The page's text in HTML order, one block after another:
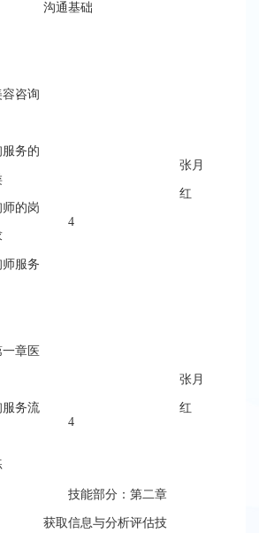
沟通基础
咨询
务的
的岗
服务
4
张月
红
章医
务流
4
张月
红
技能部分：第二章
获取信息与分析评估技